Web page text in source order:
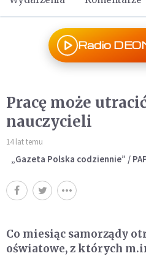
Radio
Pracę może
nauczycieli
14 lat temu
„Gazeta Polska codziennie” /
Co miesiąc samorządy
oświatowe, z których